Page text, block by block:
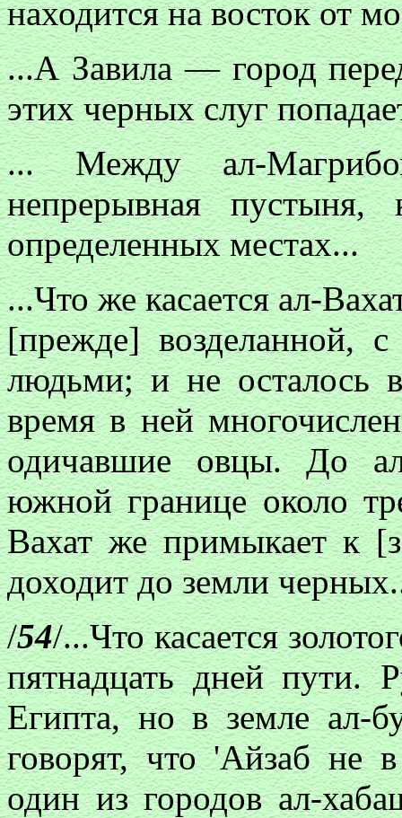
находится на восток от
...А Завила — город
этих черных слуг
... Между ал-
непрерывная пустыня,
определенных местах...
...Что же касается ал-
[прежде] возделанной,
людьми; и не осталось
время в ней
одичавшие овцы. До
южной границе около
Вахат же примыкает к
доходит до земли
/54/...Что касается
пятнадцать дней пути.
Египта, но в земле ал-
говорят, что 'Айзаб не
один из городов ал-